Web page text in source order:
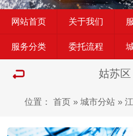
网站首页 关于我们
服务分类 委托流程
姑苏区
位置： 首页» 城市分站»